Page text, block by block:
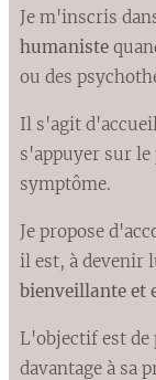
Je m'inscris
humaniste
ou des
Il s'agit
s'appuyer sur le
symptôme.
Je propose
il est, à devenir
bienveillante et
L'objectif est de
davantage à sa